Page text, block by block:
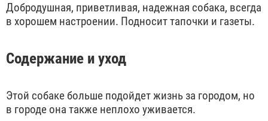
Добродушная, приветливая, надежная собака, всегда
в хорошем настроении. Подносит тапочки и газеты.
Содержание и уход
Этой собаке больше подойдет жизнь за городом, но
в городе она также неплохо уживается.